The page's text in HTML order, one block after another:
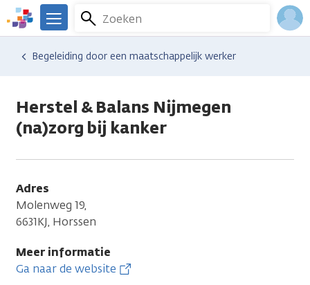
Overslaan
en
naar
We
er
Kanker.nl
Zoeken
Menu
Hulp en ondersteuning
Vind hulp bij kanker
Relaties en gezin
Seksualiteit en intimiteit
Begeleiding door een maatschappelijk werker
Herstel & Balans Nijmegen
(na)zorg bij kanker
Adres
Molenweg 19,
6631KJ, Horssen
Meer informatie
Ga naar de website